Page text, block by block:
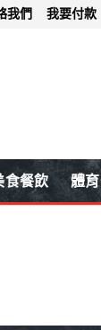
我們 我要付款
食餐飲 體